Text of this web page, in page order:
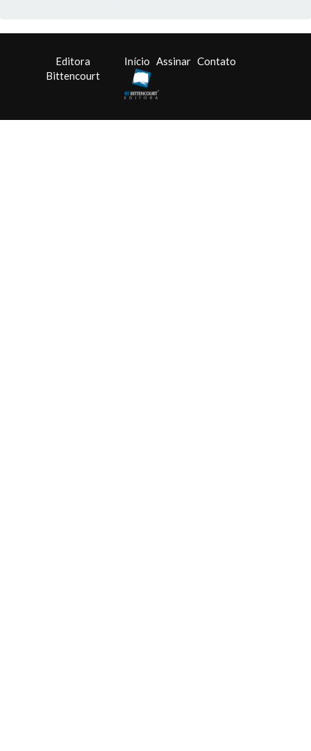
Editora
Bittencourt
Início Assinar Contato